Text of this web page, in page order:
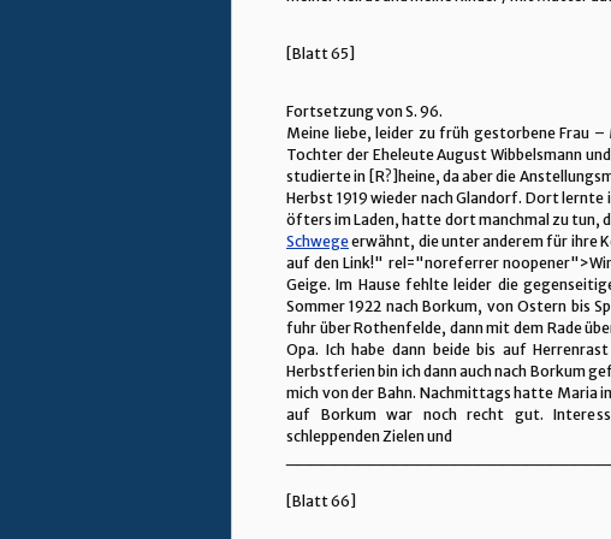
[Blatt 65]
Fortsetzung von S. 96.
Meine liebe, leider zu früh gestorbene Frau –
Tochter der Eheleute August Wibbelsmann
studierte in [R?]heine, da aber die
Herbst 1919 wieder nach Glandorf. Dort
öfters im Laden, hatte dort manchmal zu tun,
Schwegeerwähnt, die unter anderem für ihre
auf den Link!" rel="noreferrer
Geige. Im Hause fehlte leider die
Sommer 1922 nach Borkum, von Ostern bis
fuhr über Rothenfelde, dann mit dem Rade
Opa. Ich habe dann beide bis auf
Herbstferien bin ich dann auch nach Borkum
mich von der Bahn. Nachmittags hatte Maria
auf Borkum war noch recht gut.
schleppenden Zielen und
[Blatt 66]